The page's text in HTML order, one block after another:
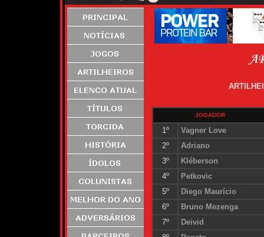
JOGADOR
1º
Vagner Love
2º
Adriano
3º
Kléberson
4º
Petkovic
5º
Diego Maurício
6º
Bruno Mezenga
7º
Deivid